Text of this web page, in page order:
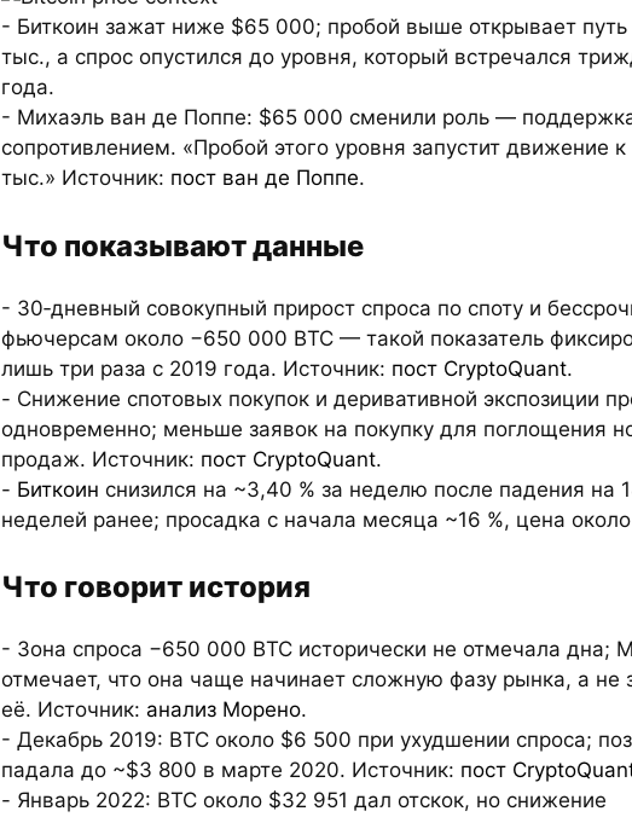
- Биткоин зажат ниже $65 000; пробой выше открывает путь
тыс., а спрос опустился до уровня, который встречался
года.
- Михаэль ван де Поппе: $65 000 сменили роль —
сопротивлением. «Пробой этого уровня запустит движение к
тыс.» Источник: пост ван де Поппе.
Что показывают данные
- 30‑дневный совокупный прирост спроса по споту и
фьючерсам около −650 000 BTC — такой показатель
лишь три раза с 2019 года. Источник: пост CryptoQuant.
- Снижение спотовых покупок и деривативной экспозиции
одновременно; меньше заявок на покупку для поглощения
продаж. Источник: пост CryptoQuant.
- Биткоин снизился на ~3,40 % за неделю после падения на
неделей ранее; просадка с начала месяца ~16 %, цена
Что говорит история
- Зона спроса −650 000 BTC исторически не отмечала дна;
отмечает, что она чаще начинает сложную фазу рынка, а не
её. Источник: анализ Морено.
- Декабрь 2019: BTC около $6 500 при ухудшении спроса;
падала до ~$3 800 в марте 2020. Источник: пост
- Январь 2022: BTC около $32 951 дал отскок, но снижение